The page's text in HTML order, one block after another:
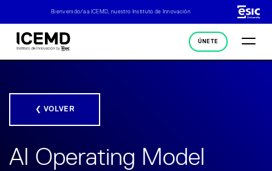
Bienvenido/a a ICEMD, nuestro Instituto de Innovación
ÚNETE
❮ VOLVER
AI Operating Model